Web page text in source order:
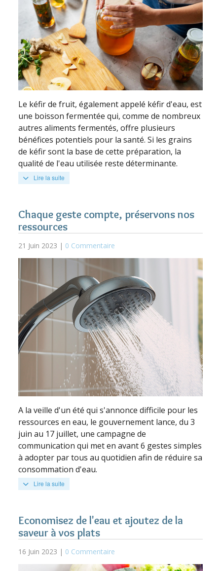
Le kéfir de fruit, également appelé kéfir d'eau, est
une boisson fermentée qui, comme de nombreux
autres aliments fermentés, offre plusieurs
bénéfices potentiels pour la santé. Si les grains
de kéfir sont la base de cette préparation, la
qualité de l'eau utilisée reste déterminante.
Lire la suite
Chaque geste compte, préservons nos
ressources
21 Juin 2023 | 0 Commentaire
A la veille d'un été qui s'annonce difficile pour les
ressources en eau, le gouvernement lance, du 3
juin au 17 juillet, une campagne de
communication qui met en avant 6 gestes simples
à adopter par tous au quotidien afin de réduire sa
consommation d'eau.
Lire la suite
Economisez de l'eau et ajoutez de la
saveur à vos plats
16 Juin 2023 | 0 Commentaire